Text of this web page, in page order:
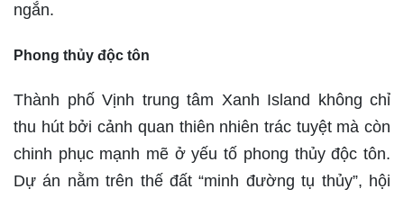
ngắn.
Phong thủy độc tôn
Thành phố Vịnh trung tâm Xanh Island không chỉ
thu hút bởi cảnh quan thiên nhiên trác tuyệt mà còn
chinh phục mạnh mẽ ở yếu tố phong thủy độc tôn.
Dự án nằm trên thế đất “minh đường tụ thủy”, hội